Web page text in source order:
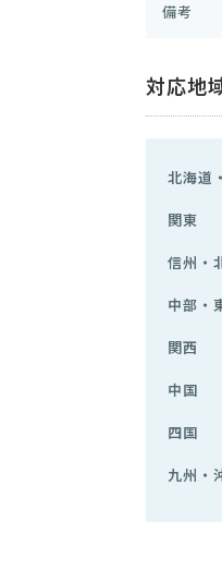
備考
対応地
北海道
関東
信州・
中部・
関西
中国
四国
九州・